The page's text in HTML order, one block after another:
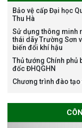
Bảo vệ cấp Đại học
Thu Hà
Sử dụng thông minh
thái dãy Trường Sơn
biến đổi khí hậu
Thủ tướng Chính phủ
đốc ĐHQGHN
Chương trình đào